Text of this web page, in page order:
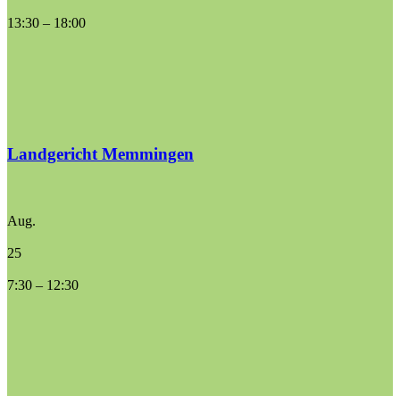
13:30 – 18:00
Landgericht Memmingen
Aug.
25
7:30 – 12:30